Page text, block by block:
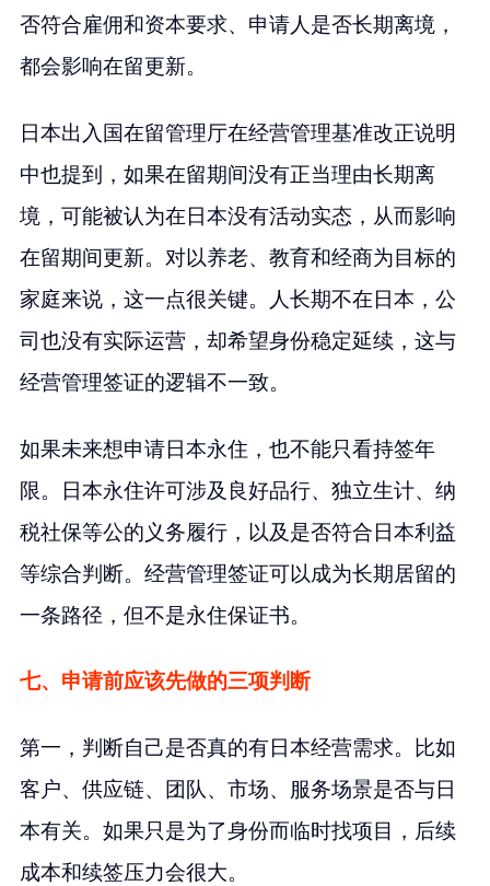
否符合雇佣和资本要求、申请人是否长期离境，
都会影响在留更新。
日本出入国在留管理厅在经营管理基准改正说明
中也提到，如果在留期间没有正当理由长期离
境，可能被认为在日本没有活动实态，从而影响
在留期间更新。对以养老、教育和经商为目标的
家庭来说，这一点很关键。人长期不在日本，公
司也没有实际运营，却希望身份稳定延续，这与
经营管理签证的逻辑不一致。
如果未来想申请日本永住，也不能只看持签年
限。日本永住许可涉及良好品行、独立生计、纳
税社保等公的义务履行，以及是否符合日本利益
等综合判断。经营管理签证可以成为长期居留的
一条路径，但不是永住保证书。
七、申请前应该先做的三项判断
第一，判断自己是否真的有日本经营需求。比如
客户、供应链、团队、市场、服务场景是否与日
本有关。如果只是为了身份而临时找项目，后续
成本和续签压力会很大。